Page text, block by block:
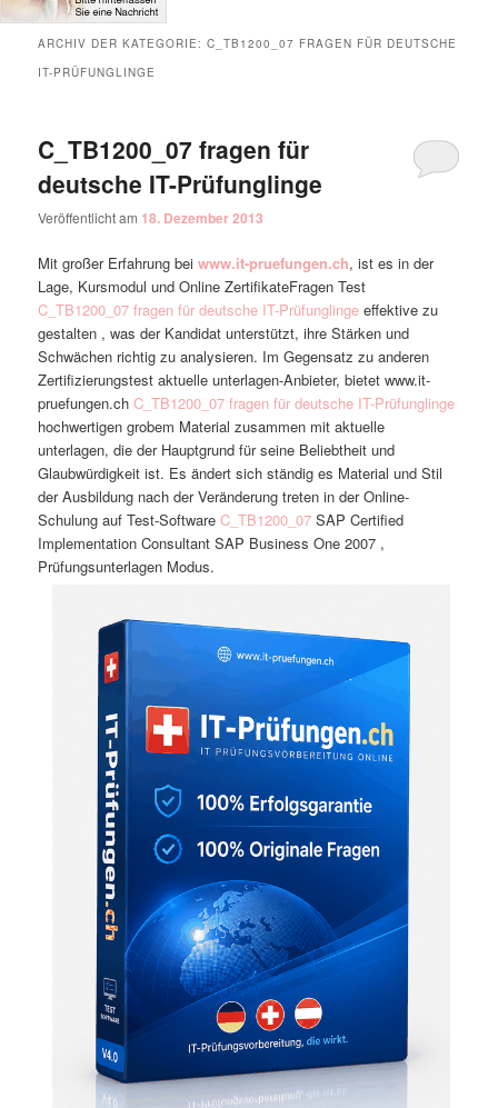
ARCHIV DER KATEGORIE:C_TB1200_07 FRAGEN FÜR DEUTSCHE
IT-PRÜFUNGLINGE
C_TB1200_07 fragen für
deutsche IT-Prüfunglinge
Veröffentlicht am 18. Dezember 2013
Mit großer Erfahrung beiwww.it-pruefungen.ch, ist es in der
Lage, Kursmodul und Online ZertifikateFragen Test
C_TB1200_07 fragen für deutsche IT-Prüfunglinge effektive zu
gestalten , was der Kandidat unterstützt, ihre Stärken und
Schwächen richtig zu analysieren. Im Gegensatz zu anderen
Zertifizierungstest aktuelle unterlagen-Anbieter, bietet www.it-
pruefungen.chC_TB1200_07 fragen für deutsche IT-Prüfunglinge
hochwertigen grobem Material zusammen mit aktuelle
unterlagen, die der Hauptgrund für seine Beliebtheit und
Glaubwürdigkeit ist. Es ändert sich ständig es Material und Stil
der Ausbildung nach der Veränderung treten in der Online-
Schulung auf Test-SoftwareC_TB1200_07 SAP Certified
Implementation Consultant SAP Business One 2007 ,
Prüfungsunterlagen Modus.